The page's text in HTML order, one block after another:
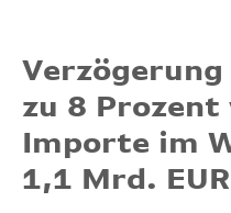
zu 8 Prozent
Importe im
1,1 Mrd. EUR